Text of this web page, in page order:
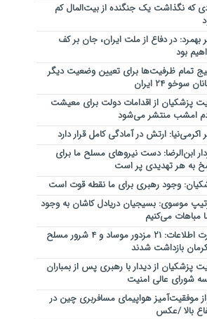
که نگذاشت یک جنگنده از بیت‌المال کم
بهمرد: در دفاع از ملت ایران، جان بر کف
بود
تمام ظرفیت‌ها برای تعیین وضعیت دیگر
سوخو ۲۴ ایران
پزشکیان از اقدامات دولت برای معیشت
امشب منتشر می‌شود
اکرمی‌نیا: ارتش در آمادگی کامل قرار دارد
ابن‌الرضا: دست نیروهای مسلح ما برای
به هر تهدیدی پر است
وجود رهبری برای ما نقطه قوت است
موسوی: بسیجیان دریادل کاشان به وجود
مباهات می‌کنیم
وزارت اطلاعات: ۲۱ مزدور موساد و ۴ شرور مسلح
بازداشت شدند
پزشکیان از دیدار با رهبری پس از بمباران
شورای عالی امنیت
موفقیت‌آمیز هواپیمای مسافربری چین در
بالا /عکس